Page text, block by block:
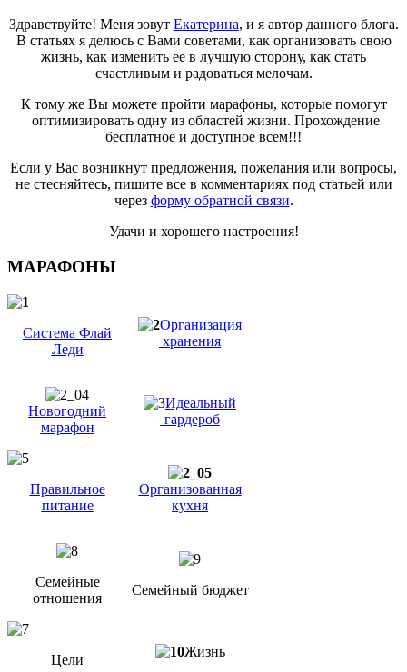
Здравствуйте! Меня зовут Екатерина, и я автор данного блога.
В статьях я делюсь с Вами советами, как организовать свою
жизнь, как изменить ее в лучшую сторону, как стать
счастливым и радоваться мелочам.
К тому же Вы можете пройти марафоны, которые помогут
оптимизировать одну из областей жизни. Прохождение
бесплатное и доступное всем!!!
Если у Вас возникнут предложения, пожелания или вопросы,
не стесняйтесь, пишите все в комментариях под статьей или
через форму обратной связи.
Удачи и хорошего настроения!
МАРАФОНЫ
Система Флай
Леди
Организация
хранения
Новогодний
марафон
Идеальный
гардероб
Правильное
питание
Организованная
кухня
Семейные
отношения
Семейный бюджет
Цели
Жизнь